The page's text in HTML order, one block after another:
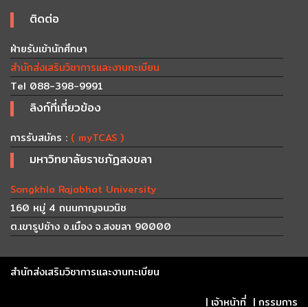
ติดต่อ
ฝ่ายรับเข้านักศึกษา
สำนักส่งเสริมวิชาการและงานทะเบียน
Tel 088-398-9991
ลิงก์ที่เกี่ยวข้อง
การรับสมัคร : ( myTCAS )
มหาวิทยาลัยราชภัฏสงขลา
Songkhla Rajabhat University
160 หมู่ 4 ถนนกาญจนวนิช
ต.เขารูปช้าง อ.เมือง จ.สงขลา 90000
สำนักส่งเสริมวิชาการและงานทะเบียน
| เจ้าหน้าที่ | กรรมการ